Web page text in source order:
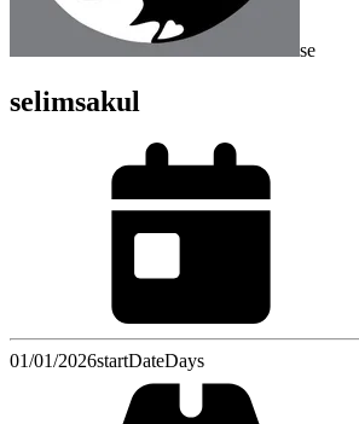
se
selimsakul
01/01/2026startDateDays